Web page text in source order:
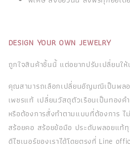
DESIGN YOUR OWN JEWELRY
ถูกใจสินค้าชิ้นนี้ แต่อยากปรับเปลี่ยนให้
คุณสามารถเลือกเปลี่ยนอัญมณีเป็นพลอ
เพชรแท้ เปลี่ยนวัสดุตัวเรือนเป็นทอง
หรือต้องการสั่งทำตามแบบที่ต้องการ ไ
สร้อยคอ สร้อยข้อมือ ประดับพลอยแท้
ดีไซเนอร์ของเราได้โดยตรงที่ Line